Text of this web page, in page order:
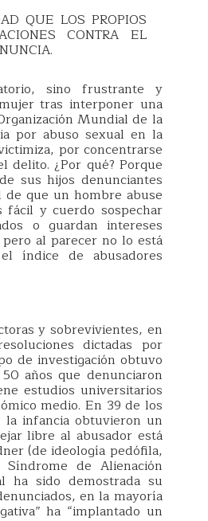
QUE LOS PROPIOS
CONTRA EL
sino frustrante y
tras interponer una
Mundial de la
por abuso sexual en la
por concentrarse
¿Por qué? Porque
sus hijos denunciantes
que un hombre abuse
fácil y cuerdo sospechar
o guardan intereses
al parecer no lo está
índice de abusadores
y sobrevivientes, en
dictadas por
de investigación obtuvo
años que denunciaron
estudios universitarios
medio. En 39 de los
la infancia obtuvieron un
libre al abusador está
(de ideología pedófila,
de Alienación
ha sido demostrada su
en la mayoría
ha “implantado un